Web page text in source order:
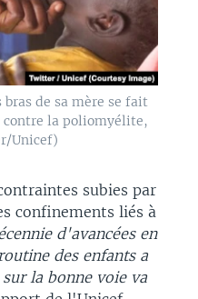
bras de sa mère se fait
contre la poliomyélite,
Unicef)
subies par
confinements liés à
d'avancées en
des enfants a
la bonne voie va